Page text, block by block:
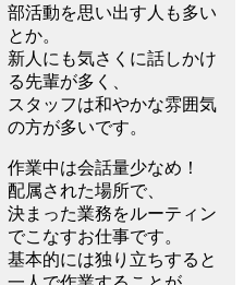
部活動を思い出す人も多い
とか。
新人にも気さくに話しかけ
る先輩が多く、
スタッフは和やかな雰囲気
の方が多いです。
作業中は会話量少なめ！
配属された場所で、
決まった業務をルーティン
でこなすお仕事です。
基本的には独り立ちすると